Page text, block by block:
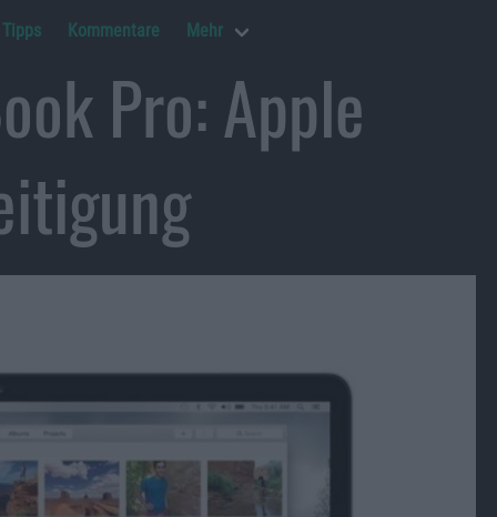
Tipps Kommentare Mehr
Pro: Apple